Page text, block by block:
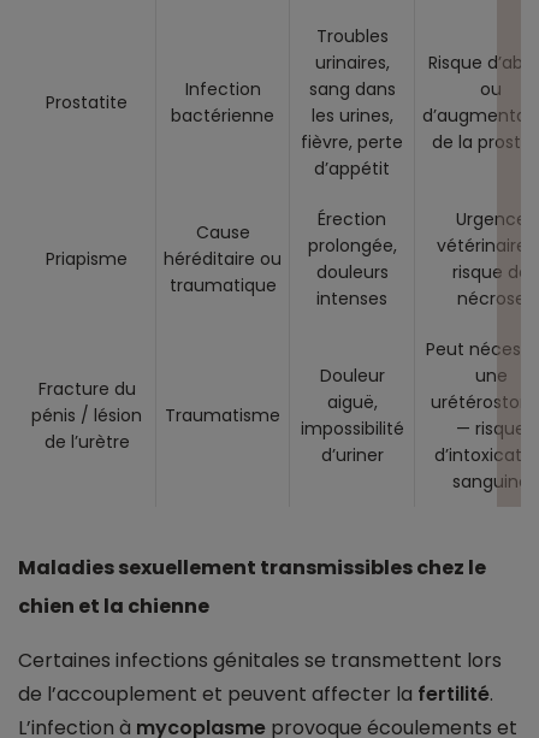
Prostatite
Infection
bactérienne
Troubles
urinaires,
sang dans
les urines,
fièvre, perte
d’appétit
Risque
ou
de la
Priapisme
Cause
héréditaire ou
traumatique
Érection
prolongée,
douleurs
intenses
Urgence
vétérinaire
risque de
nécrose
Fracture du
pénis / lésion
de l’urètre
Traumatisme
Douleur
aiguë,
impossibilité
d’uriner
Peut
une
— risque
sanguine
Maladies sexuellement transmissibles chez le
chien et la chienne
Certaines infections génitales se transmettent lors
de l’accouplement et peuvent affecter la fertilité.
L’infection à mycoplasme provoque écoulements et